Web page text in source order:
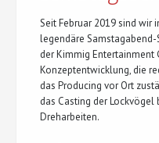
Seit Februar 2019 sind wir
legendäre
der Kimmig Entertainment
Konzeptentwicklung, die
das Producing vor Ort
das Casting der
Dreharbeiten.